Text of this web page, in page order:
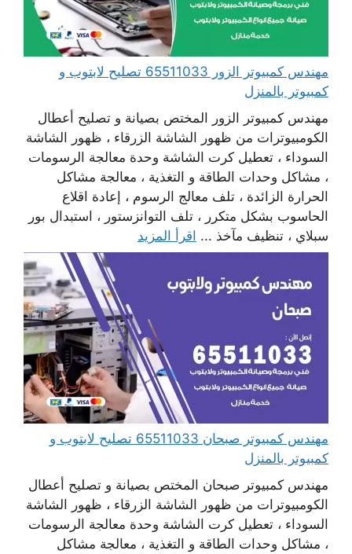
مهندس كمبيوتر الزور 65511033 تصليح لابتوب و
كمبيوتر بالمنزل
مهندس كمبيوتر الزور المختص بصيانة و تصليح أعطال
الكومبيوترات من ظهور الشاشة الزرقاء ، ظهور الشاشة
السوداء ، تعطيل كرت الشاشة وحدة معالجة الرسومات
، مشاكل وحدات الطاقة و التغذية ، معالجة مشاكل
الحرارة الزائدة ، تلف معالج الرسوم ، إعادة اقلاع
الحاسوب بشكل متكرر ، تلف التوانزستور ، استبدال بور
سبلاي ، تنظيف مآخذ ... اقرأ المزيد
مهندس كمبيوتر صبحان 65511033 تصليح لابتوب و
كمبيوتر بالمنزل
مهندس كمبيوتر صبحان المختص بصيانة و تصليح أعطال
الكومبيوترات من ظهور الشاشة الزرقاء ، ظهور الشاشة
السوداء ، تعطيل كرت الشاشة وحدة معالجة الرسومات
، مشاكل وحدات الطاقة و التغذية ، معالجة مشاكل